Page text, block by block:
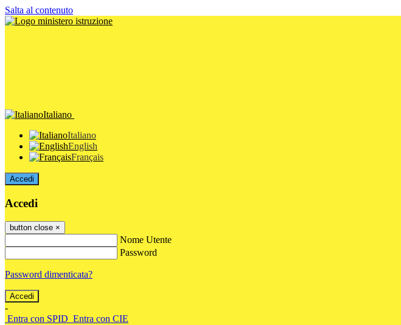
Salta al contenuto
Italiano
Italiano
English
Français
Accedi
Accedi
button close ×
Nome Utente
Password
Password dimenticata?
-
Entra con SPID Entra con CIE